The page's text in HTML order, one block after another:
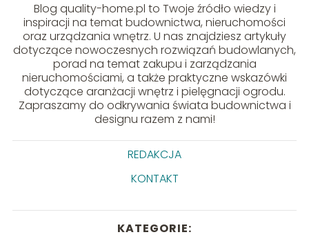
Blog quality-home.pl to Twoje źródło wiedzy i
inspiracji na temat budownictwa, nieruchomości
oraz urządzania wnętrz. U nas znajdziesz artykuły
dotyczące nowoczesnych rozwiązań budowlanych,
porad na temat zakupu i zarządzania
nieruchomościami, a także praktyczne wskazówki
dotyczące aranżacji wnętrz i pielęgnacji ogrodu.
Zapraszamy do odkrywania świata budownictwa i
designu razem z nami!
REDAKCJA
KONTAKT
KATEGORIE: